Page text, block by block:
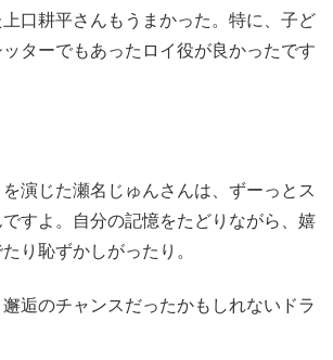
口耕平さんもうまかった。特に、子ど
ターでもあったロイ役が良かったです
演じた瀬名じゅんさんは、ずーっとス
すよ。自分の記憶をたどりながら、嬉
り恥ずかしがったり。
逅のチャンスだったかもしれないドラ